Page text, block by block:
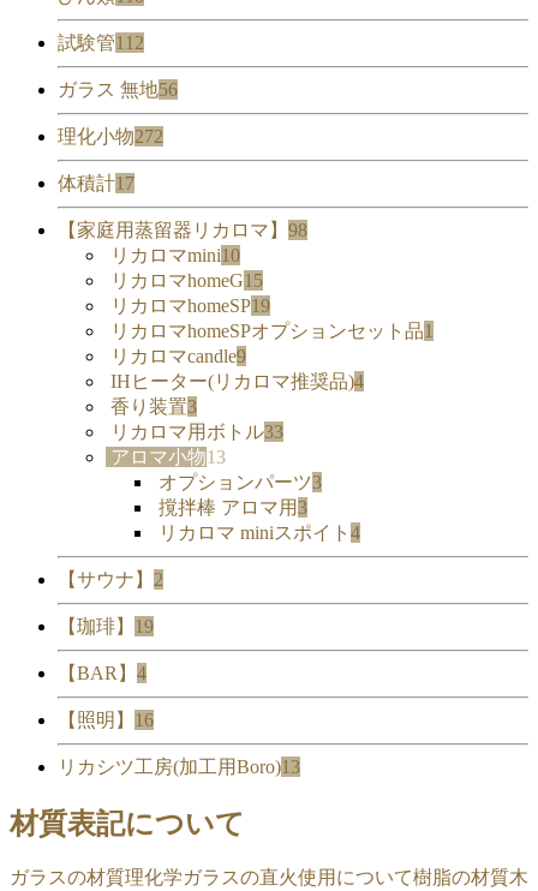
試験管112
ガラス 無地56
理化小物272
体積計17
【家庭用蒸留器リカロマ】 98
リカロマmini10
リカロマhomeG15
リカロマhomeSP19
リカロマhomeSPオプションセット品1
リカロマcandle9
IHヒーター(リカロマ推奨品)4
香り装置3
リカロマ用ボトル33
アロマ小物13
オプションパーツ3
撹拌棒 アロマ用 3
リカロマ miniスポイト 4
【サウナ】 2
【珈琲】 19
【BAR】 4
【照明】 16
リカシツ工房(加工用Boro)13
材質表記について
ガラスの材質理化学ガラスの直火使用について樹脂の材質木